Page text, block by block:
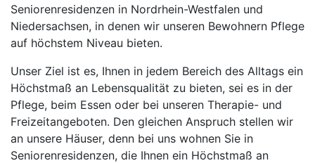
Seniorenresidenzen in Nordrhein-Westfalen und
Niedersachsen, in denen wir unseren Bewohnern Pflege
auf höchstem Niveau bieten.
Unser Ziel ist es, Ihnen in jedem Bereich des Alltags ein
Höchstmaß an Lebensqualität zu bieten, sei es in der
Pflege, beim Essen oder bei unseren Therapie- und
Freizeitangeboten. Den gleichen Anspruch stellen wir
an unsere Häuser, denn bei uns wohnen Sie in
Seniorenresidenzen, die Ihnen ein Höchstmaß an